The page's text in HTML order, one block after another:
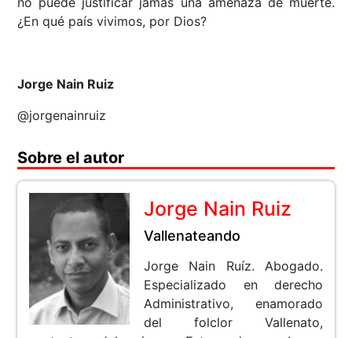
¿En qué país vivimos, por Dios?
Jorge Nain Ruiz
@jorgenainruiz
Sobre el autor
Jorge Nain Ruiz
Vallenateando
Jorge Nain Ruíz. Abogado.
Especializado en derecho
Administrativo, enamorado
del folclor Vallenato,